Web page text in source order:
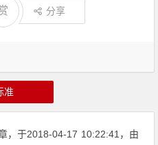
分享
准
，于2018-04-17 10:22:41 ，由